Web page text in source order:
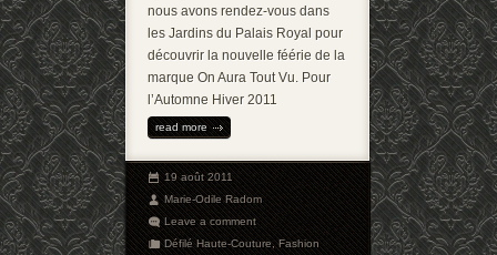
nous avons rendez-vous dans
les Jardins du Palais Royal pour
découvrir la nouvelle féérie de la
marque On Aura Tout Vu. Pour
l’Automne Hiver 2011
read more
19 août 2011
Marie-Odile Radom
Leave a comment
Défilé Haute-Couture,Fashion